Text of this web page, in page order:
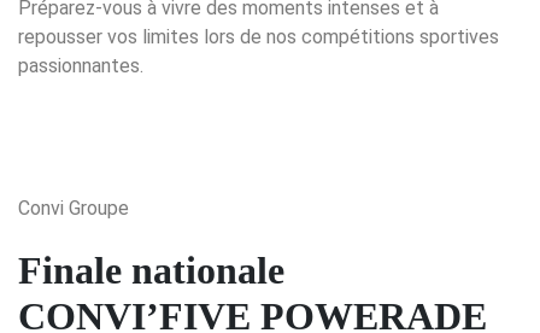
Préparez-vous à vivre des moments intenses et à
repousser vos limites lors de nos compétitions sportives
passionnantes.
Convi Groupe
Finale nationale
CONVI’FIVE POWERADE